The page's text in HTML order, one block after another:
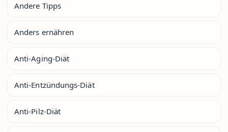
Andere Tipps
Anders ernähren
Anti-Aging-Diät
Anti-Entzündungs-Diät
Anti-Pilz-Diät